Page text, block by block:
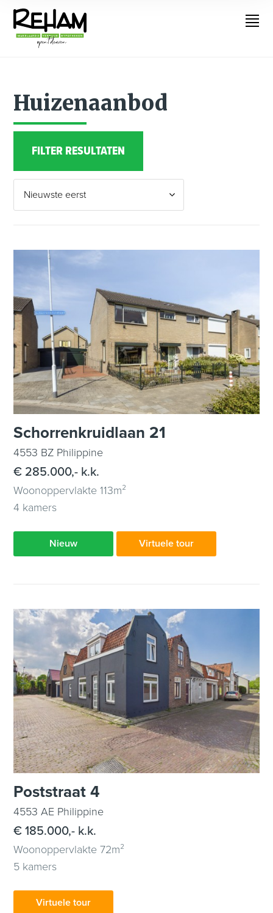
Huizenaanbod
FILTER RESULTATEN
Schorrenkruidlaan 21
4553 BZ Philippine
€ 285.000,- k.k.
Woonoppervlakte 113m²
4 kamers
Nieuw Virtuele tour
Poststraat 4
4553 AE Philippine
€ 185.000,- k.k.
Woonoppervlakte 72m²
5 kamers
Virtuele tour